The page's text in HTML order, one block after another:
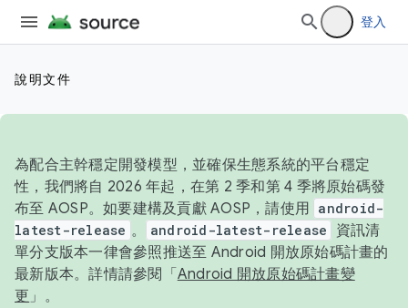
登入
說明文件
為配合主幹穩定開發模型，並確保生態系統的平台穩定
性，我們將自 2026 年起，在第 2 季和第 4 季將原始碼發
布至 AOSP。如要建構及貢獻 AOSP，請使用 android-
latest-release 。 android-latest-release
資訊清
單分支版本一律會參照推送至 Android 開放原始碼計畫的
最新版本。詳情請參閱「 Android 開放原始碼計畫變
更 」。